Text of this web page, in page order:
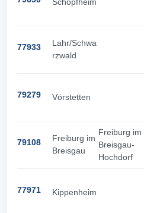
77933
Lahr/Schwa
rzwald
79279 Vörstetten
79108
Freiburg im
Breisgau
Freiburg im
Breisgau-
Hochdorf
77971 Kippenheim